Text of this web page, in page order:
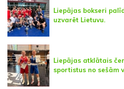
Liepājas bokseri
uzvarēt Lietuvu.
Liepājas atklātais
sportistus no sešām